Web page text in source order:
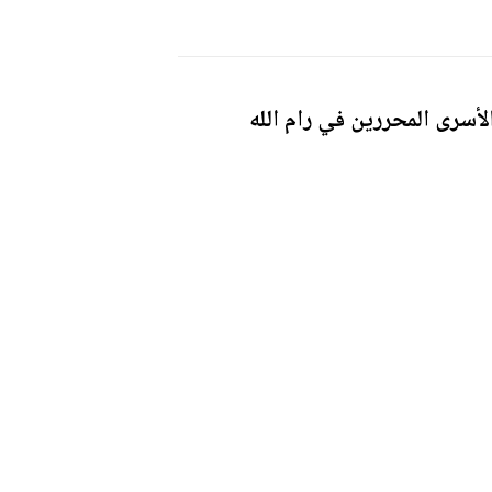
المحررين في رام الله